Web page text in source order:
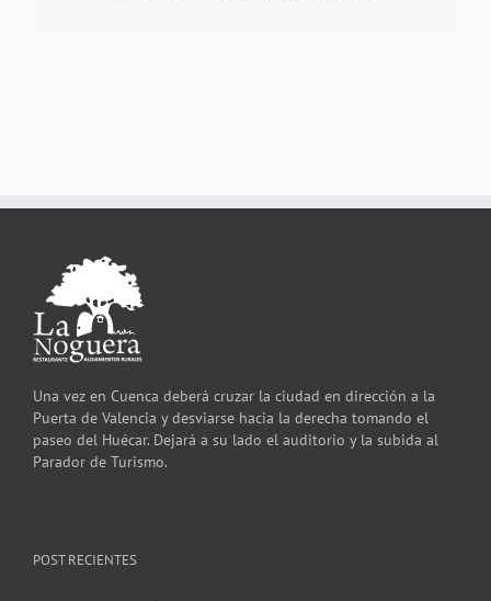
Una vez en Cuenca deberá cruzar la ciudad en dirección a la
Puerta de Valencia y desviarse hacia la derecha tomando el
paseo del Huécar. Dejará a su lado el auditorio y la subida al
Parador de Turismo.
POST RECIENTES